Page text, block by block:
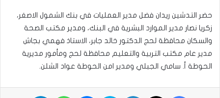
حضر التدشين ريدان فضل مدير العمليات في بنك الشمول الاصغر،
زكريا نصار مدير الموارد البشرية في البنك، ومدير مكتب الصحة
والسكان محافظة لحج الدكتور خالد جابر، الاستاذ فهمي بجاش
مدير عام مكتب التربية والتعليم محافظة لحج ومأمور مديرية
الحوطة أ. سامي الجبلي ومدير امن الحوطة عواد الشلن.